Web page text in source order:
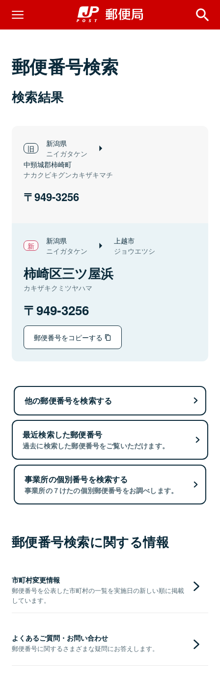
郵便番号検索
検索結果
新潟県
ニイガタケン
中頸城郡柿崎町
ナカクビキグンカキザキマチ
949-3256
新潟県
ニイガタケン
上越市
ジョウエツシ
柿崎区三ツ屋浜
カキザキクミツヤハマ
949-3256
郵便番号をコピーする
他の郵便番号を検索する
最近検索した郵便番号
過去に検索した郵便番号をご覧いただけます。
事業所の個別番号を検索する
事業所の７けたの個別郵便番号をお調べします。
郵便番号検索に関する情報
市町村変更情報
郵便番号を公表した市町村の一覧を実施日の新しい順に掲載
しています。
よくあるご質問・お問い合わせ
郵便番号に関するさまざまな疑問にお答えします。